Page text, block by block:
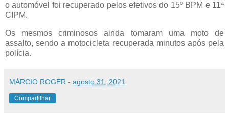
o automóvel foi recuperado pelos efetivos do 15º BPM e 11ª
CIPM.
Os mesmos criminosos ainda tomaram uma moto de
assalto, sendo a motocicleta recuperada minutos após pela
polícia.
MÁRCIO ROGER - agosto 31, 2021
Compartilhar